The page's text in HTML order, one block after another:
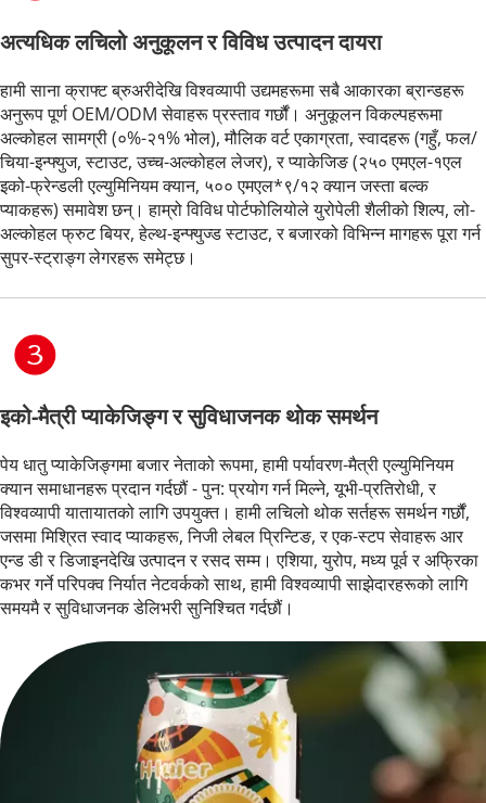
अत्यधिक लचिलो अनुकूलन र विविध उत्पादन दायरा
हामी साना क्राफ्ट ब्रुअरीदेखि विश्वव्यापी उद्यमहरूमा सबै आकारका ब्रान्डहरू
अनुरूप पूर्ण OEM/ODM सेवाहरू प्रस्ताव गर्छौं। अनुकूलन विकल्पहरूमा
अल्कोहल सामग्री (०%-२१% भोल), मौलिक वर्ट एकाग्रता, स्वादहरू (गहुँ, फल/
चिया-इन्फ्युज, स्टाउट, उच्च-अल्कोहल लेजर), र प्याकेजिङ (२५० एमएल-१एल
इको-फ्रेन्डली एल्युमिनियम क्यान, ५०० एमएल*९/१२ क्यान जस्ता बल्क
प्याकहरू) समावेश छन्। हाम्रो विविध पोर्टफोलियोले युरोपेली शैलीको शिल्प, लो-
अल्कोहल फ्रुट बियर, हेल्थ-इन्फ्युज्ड स्टाउट, र बजारको विभिन्न मागहरू पूरा गर्न
सुपर-स्ट्राङ्ग लेगरहरू समेट्छ।
इको-मैत्री प्याकेजिङ्ग र सुविधाजनक थोक समर्थन
पेय धातु प्याकेजिङ्गमा बजार नेताको रूपमा, हामी पर्यावरण-मैत्री एल्युमिनियम
क्यान समाधानहरू प्रदान गर्दछौं - पुन: प्रयोग गर्न मिल्ने, यूभी-प्रतिरोधी, र
विश्वव्यापी यातायातको लागि उपयुक्त। हामी लचिलो थोक सर्तहरू समर्थन गर्छौं,
जसमा मिश्रित स्वाद प्याकहरू, निजी लेबल प्रिन्टिङ, र एक-स्टप सेवाहरू आर
एन्ड डी र डिजाइनदेखि उत्पादन र रसद सम्म। एशिया, युरोप, मध्य पूर्व र अफ्रिका
कभर गर्ने परिपक्व निर्यात नेटवर्कको साथ, हामी विश्वव्यापी साझेदारहरूको लागि
समयमै र सुविधाजनक डेलिभरी सुनिश्चित गर्दछौं।